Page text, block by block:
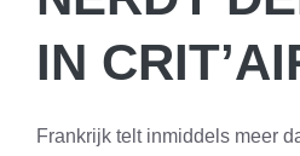
IN
Frankrijk telt inmiddels meer